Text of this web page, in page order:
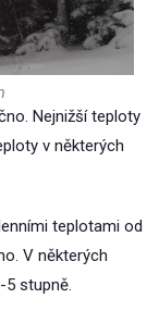
Nejnižší teploty
v některých
teplotami od
V některých
stupně.